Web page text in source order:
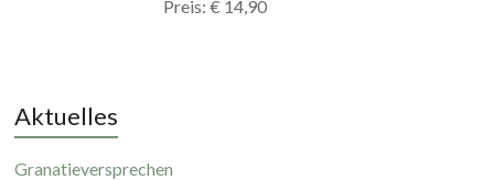
Preis: € 14,90
Aktuelles
Granatieversprechen